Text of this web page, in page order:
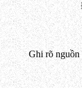
Ghi rõ